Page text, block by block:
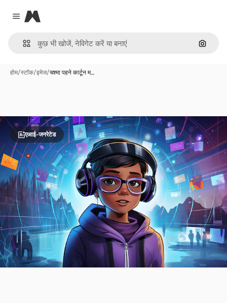
Close menu
Magnific
इमेज से
होम/स्टॉक/इमेज/चश्मा पहने कार्टून म…
एआई-जनरेटेड